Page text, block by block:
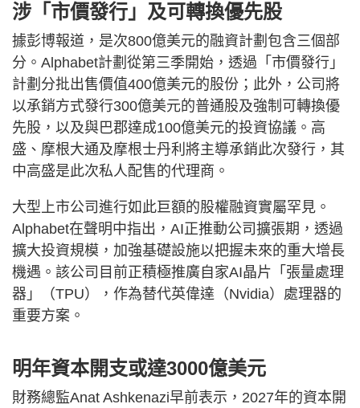
涉「市價發行」及可轉換優先股
據彭博報道，是次800億美元的融資計劃包含三個部
分。Alphabet計劃從第三季開始，透過「市價發行」
計劃分批出售價值400億美元的股份；此外，公司將
以承銷方式發行300億美元的普通股及強制可轉換優
先股，以及與巴郡達成100億美元的投資協議。高
盛、摩根大通及摩根士丹利將主導承銷此次發行，其
中高盛是此次私人配售的代理商。
大型上市公司進行如此巨額的股權融資實屬罕見。
Alphabet在聲明中指出，AI正推動公司擴張期，透過
擴大投資規模，加強基礎設施以把握未來的重大增長
機遇。該公司目前正積極推廣自家AI晶片「張量處理
器」（TPU），作為替代英偉達（Nvidia）處理器的
重要方案。
明年資本開支或達3000億美元
財務總監Anat Ashkenazi早前表示，2027年的資本開